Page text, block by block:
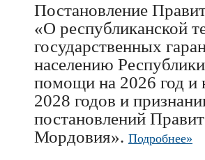
Постановление
«О республиканской
государственных
населению
помощи на 2026 год и
2028 годов и
постановлений
Мордовия». Подробнее»